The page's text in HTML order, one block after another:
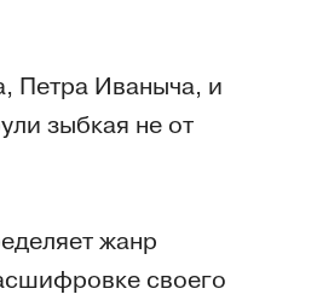
Петра Иваныча, и
зыбкая не от
жанр
своего